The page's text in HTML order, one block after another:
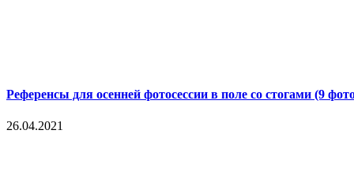
Референсы для осенней фотосессии в поле со стогами (9
26.04.2021